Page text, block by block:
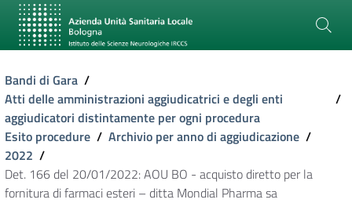
Bandi di Gara /
Atti delle amministrazioni aggiudicatrici e degli enti
aggiudicatori distintamente per ogni procedura
/
Esito procedure / Archivio per anno di aggiudicazione /
2022 /
Det. 166 del 20/01/2022: AOU BO - acquisto diretto per la
fornitura di farmaci esteri – ditta Mondial Pharma sa